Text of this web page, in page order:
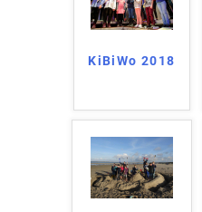
KiBiWo 2018